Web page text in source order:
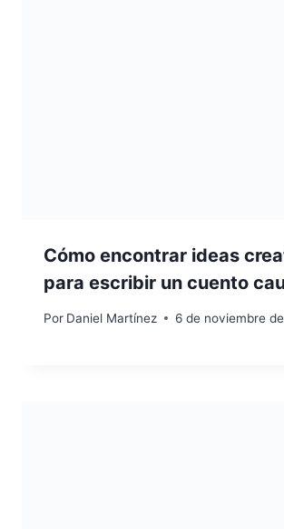
Cómo encontrar ideas
para escribir un cuento
Por Daniel Martínez 6 de noviembre